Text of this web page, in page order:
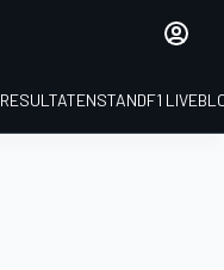
RESULTATENSTANDF1